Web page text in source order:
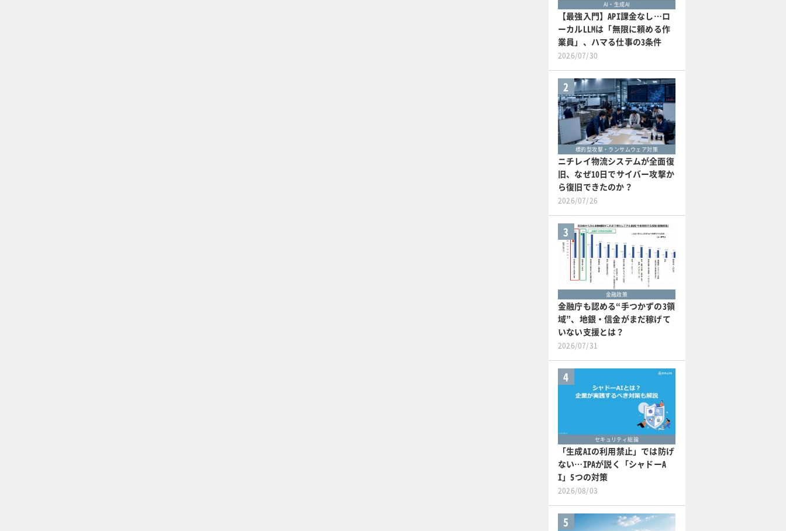
AI・生成AI
【最強入門】API課金なし…ロ
ーカルLLMは「無限に頼める作
業員」、ハマる仕事の3条件
2026/07/30
2
標的型攻撃・ランサムウェア対策
ニチレイ物流システムが全面復
旧、なぜ10日でサイバー攻撃か
ら復旧できたのか？
2026/07/26
3
金融政策
金融庁も認める“手つかずの3領
域”、地銀・信金がまだ稼げて
いない支援とは？
2026/07/31
4
セキュリティ総論
「生成AIの利用禁止」では防げ
ない…IPAが説く「シャドーA
I」5つの対策
2026/08/03
5